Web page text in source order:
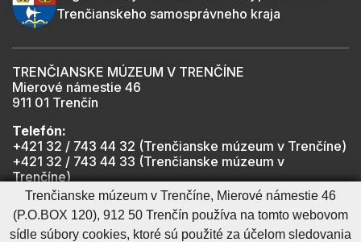
Trenčianskeho samosprávneho kraja
TRENČIANSKE MÚZEUM V TRENČÍNE
Mierové námestie 46
911 01 Trenčín
Telefón:
+421 32 / 743 44 32 (Trenčianske múzeum v Trenčíne)
+421 32 / 743 44 33 (Trenčianske múzeum v
Trenčíne)
+421 901 918 825 (Trenčiansky hrad - informátor -
počas otváracích hodín hradu)
Trenčianske múzeum v Trenčíne, Mierové námestie 46
(P.O.BOX 120), 912 50 Trenčín používa na tomto webovom
sídle súbory cookies, ktoré sú použité za účelom sledovania